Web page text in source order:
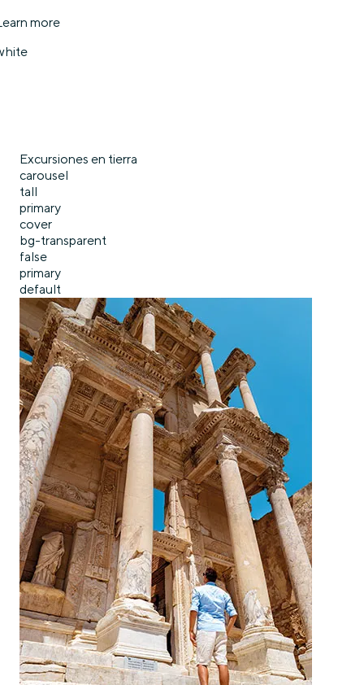
more
Excursiones en tierra
carousel
tall
primary
cover
bg-transparent
false
primary
default